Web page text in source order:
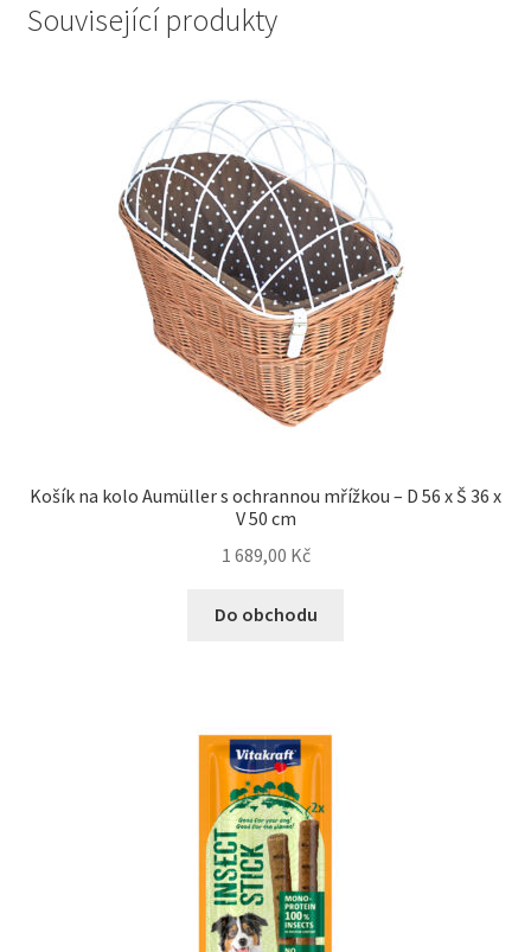
Související produkty
Košík na kolo Aumüller s ochrannou mřížkou – D 56 x Š 36 x
V 50 cm
1 689,00 Kč
Do obchodu